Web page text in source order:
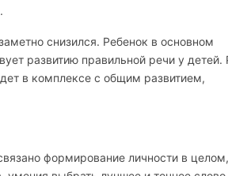
снизился. Ребенок в основном
развитию правильной речи у детей.
в комплексе с общим развитием,
формирование личности в целом,